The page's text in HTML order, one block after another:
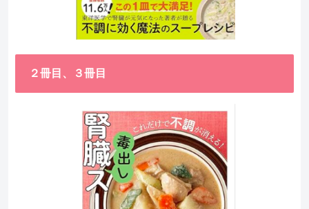
２冊目、３冊目